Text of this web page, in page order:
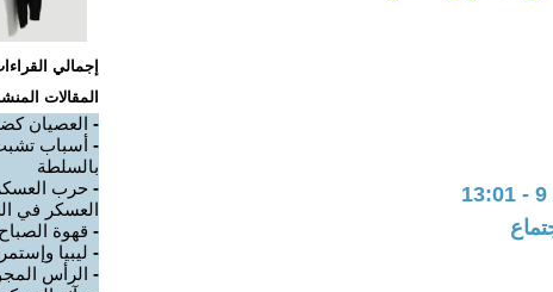
إجمالي القراءات:
المقالات
- العصيان
- أسباب
بالسلطة
- حرب
العسكر في
- قهوة الصباح
- ليبيا
- الرأس